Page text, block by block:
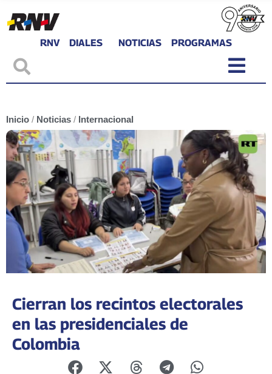
RNV DIALES NOTICIAS PROGRAMAS
Inicio / Noticias / Internacional
Cierran los recintos electorales
en las presidenciales de
Colombia